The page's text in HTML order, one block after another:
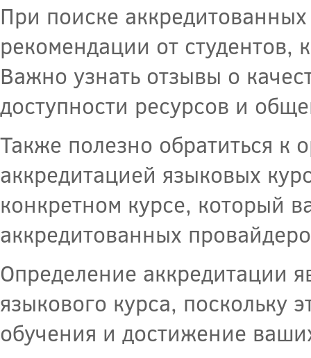
При поиске
рекомендации от
Важно узнать отзывы о
доступности ресурсов и
Также полезно обратиться
аккредитацией языковых
конкретном курсе, который
аккредитованных
Определение аккредитации
языкового курса, поскольку
обучения и достижение